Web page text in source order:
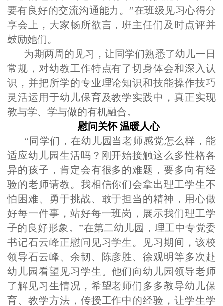
要有良好的交流沟通能力。”在班级见习心得分
享会上，大家畅所欲言，班主任们及时点评并
鼓励她们。
为期两周的见习，让同学们熟悉了幼儿一日
常规，对幼教工作特点有了切身体会和深入认
识，并把所学的专业理论知识和技能操作技巧
灵活运用于幼儿保育及教学实践中，真正实现
教与学、学与做的有机融合。
慰问关怀 温暖人心
“同学们，在幼儿园当老师感觉怎么样，能
适应幼儿园生活吗？刚开始接触这么多性格各
异的孩子，肯定会有很多的难题，要多向有经
验的老师请教。我相信你们会拿出理工学生不
怕困难、勇于挑战、敢于担当的精神，用心做
好每一件事，站好每一班岗，展示我们理工学
子的良好形象。”在第二幼儿园，理工中专党委
书记石云峰正慰问见习学生。见习期间，该校
领导石云峰、 余韧、陈彦胜、徐观明等多次赴
幼儿园看望见习学生 。 他们向幼儿园领导老师
了解见习生情况，希望老师们多多教导幼儿保
育、教学方法，传授工作中的经验，让学生学